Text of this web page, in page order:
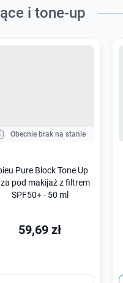
i tone-up
Obecnie brak na stanie
Pure Block Tone Up
pod makijaż z filtrem
SPF50+ - 50 ml
59,69 zł